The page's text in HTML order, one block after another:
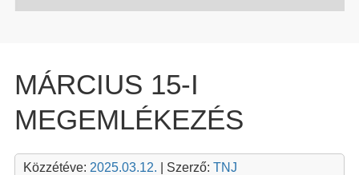
MÁRCIUS 15-I
MEGEMLÉKEZÉS
Közzétéve: 2025.03.12. | Szerző: TNJ